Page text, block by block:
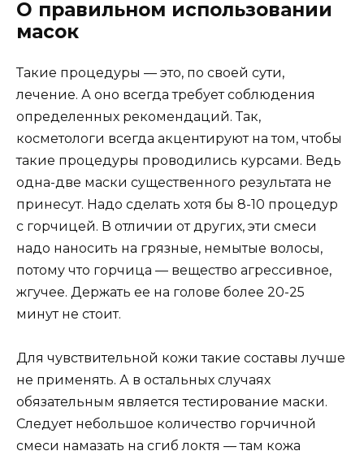
О правильном использовании
масок
Такие процедуры — это, по своей сути,
лечение. А оно всегда требует соблюдения
определенных рекомендаций. Так,
косметологи всегда акцентируют на том, чтобы
такие процедуры проводились курсами. Ведь
одна-две маски существенного результата не
принесут. Надо сделать хотя бы 8-10 процедур
с горчицей. В отличии от других, эти смеси
надо наносить на грязные, немытые волосы,
потому что горчица — вещество агрессивное,
жгучее. Держать ее на голове более 20-25
минут не стоит.
Для чувствительной кожи такие составы лучше
не применять. А в остальных случаях
обязательным является тестирование маски.
Следует небольшое количество горчичной
смеси намазать на сгиб локтя — там кожа